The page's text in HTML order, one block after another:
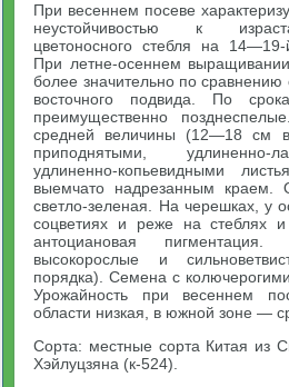
При весеннем посеве
неустойчивостью к
цветоносного стебля на
При летне-осеннем
более значительно по
восточного подвида. По
преимущественно
средней величины (12—18 см
приподнятыми, удлиненно-
удлиненно-копьевидными
выемчато надрезанным краем.
светло-зеленая. На черешках, у
соцветиях и реже на стеблях
антоциановая
высокорослые и
порядка). Семена с
Урожайность при весеннем
области низкая, в южной зоне —
Сорта: местные сорта Китая из
Хэйлуцзяна (к-524).